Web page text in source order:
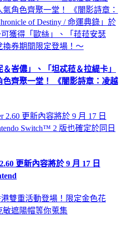
＆峇儂」、「坦忒菈＆拉緹卡」
齊聚一堂！ 《闇影詩章：凌越
更新內容將於 9 月 17 日